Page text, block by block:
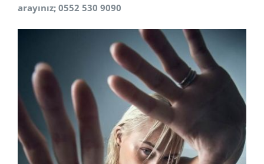
arayınız; 0552 530 9090